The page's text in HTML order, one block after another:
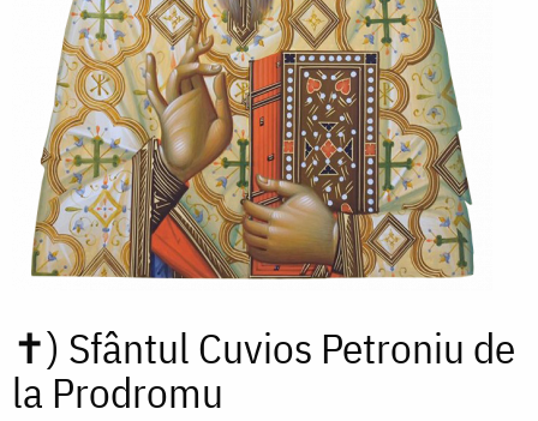
✝) Sfântul Cuvios Petroniu de
la Prodromu